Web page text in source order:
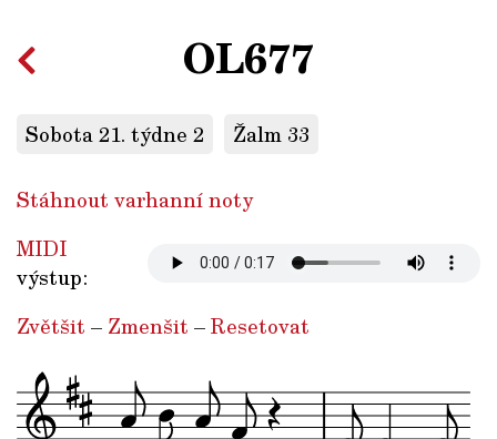
OL677
Sobota 21. týdne 2 Žalm 33
Stáhnout varhanní noty
MIDI
výstup:
Zvětšit – Zmenšit –Resetovat